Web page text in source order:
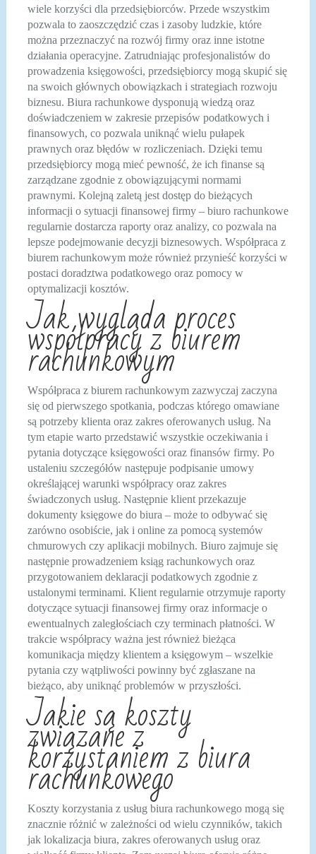
wiele korzyści dla przedsiębiorców. Przede wszystkim
pozwala to zaoszczędzić czas i zasoby ludzkie, które
można przeznaczyć na rozwój firmy oraz inne istotne
działania operacyjne. Zatrudniając profesjonalistów do
prowadzenia księgowości, przedsiębiorcy mogą skupić się
na swoich głównych obowiązkach i strategiach rozwoju
biznesu. Biura rachunkowe dysponują wiedzą oraz
doświadczeniem w zakresie przepisów podatkowych i
finansowych, co pozwala uniknąć wielu pułapek
prawnych oraz błędów w rozliczeniach. Dzięki temu
przedsiębiorcy mogą mieć pewność, że ich finanse są
zarządzane zgodnie z obowiązującymi normami
prawnymi. Kolejną zaletą jest dostęp do bieżących
informacji o sytuacji finansowej firmy – biuro rachunkowe
regularnie dostarcza raporty oraz analizy, co pozwala na
lepsze podejmowanie decyzji biznesowych. Współpraca z
biurem rachunkowym może również przynieść korzyści w
postaci doradztwa podatkowego oraz pomocy w
optymalizacji kosztów.
Jak wygląda proces
współpracy z biurem
rachunkowym
Współpraca z biurem rachunkowym zazwyczaj zaczyna
się od pierwszego spotkania, podczas którego omawiane
są potrzeby klienta oraz zakres oferowanych usług. Na
tym etapie warto przedstawić wszystkie oczekiwania i
pytania dotyczące księgowości oraz finansów firmy. Po
ustaleniu szczegółów następuje podpisanie umowy
określającej warunki współpracy oraz zakres
świadczonych usług. Następnie klient przekazuje
dokumenty księgowe do biura – może to odbywać się
zarówno osobiście, jak i online za pomocą systemów
chmurowych czy aplikacji mobilnych. Biuro zajmuje się
następnie prowadzeniem ksiąg rachunkowych oraz
przygotowaniem deklaracji podatkowych zgodnie z
ustalonymi terminami. Klient regularnie otrzymuje raporty
dotyczące sytuacji finansowej firmy oraz informacje o
ewentualnych zaległościach czy terminach płatności. W
trakcie współpracy ważna jest również bieżąca
komunikacja między klientem a księgowym – wszelkie
pytania czy wątpliwości powinny być zgłaszane na
bieżąco, aby uniknąć problemów w przyszłości.
Jakie są koszty
związane z
korzystaniem z biura
rachunkowego
Koszty korzystania z usług biura rachunkowego mogą się
znacznie różnić w zależności od wielu czynników, takich
jak lokalizacja biura, zakres oferowanych usług oraz